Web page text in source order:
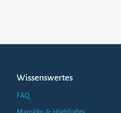
Wissenswertes
FAQ